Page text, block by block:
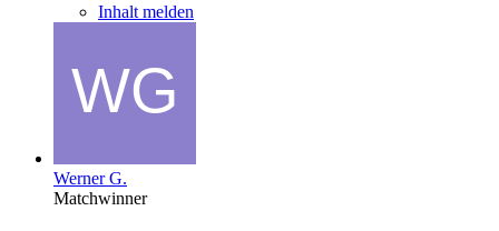
Inhalt melden
Werner G.
Matchwinner